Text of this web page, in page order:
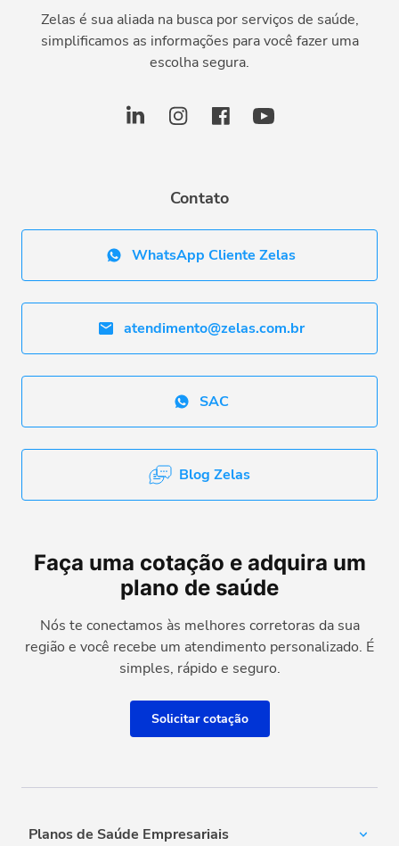
Zelas é sua aliada na busca por serviços de saúde,
simplificamos as informações para você fazer uma
escolha segura.
Contato
WhatsApp Cliente Zelas
atendimento@zelas.com.br
SAC
Blog Zelas
Faça uma cotação e adquira um
plano de saúde
Nós te conectamos às melhores corretoras da sua
região e você recebe um atendimento personalizado. É
simples, rápido e seguro.
Solicitar cotação
Planos de Saúde Empresariais